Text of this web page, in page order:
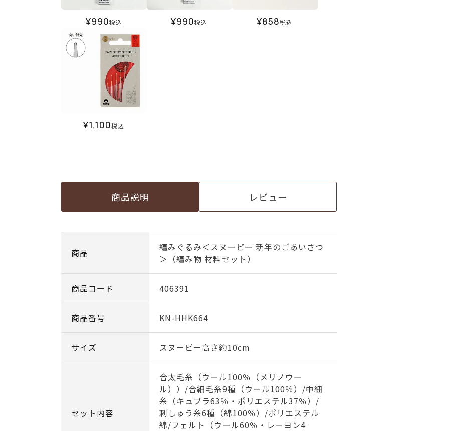
¥990税込 ¥990税込 ¥858税込
¥1,100税込
商品説明 レビュー
商品
編みぐるみ＜スヌーピー 新年のごあいさつ
＞（編み物 材料セット）
商品コード 406391
商品番号 KN-HHK664
サイズ スヌーピー高さ約10cm
セット内容
合太毛糸（ウール100％（メリノウー
ル））/合細毛糸9種（ウール100％）/中細
糸（キュプラ63％・ポリエステル37％）/
刺しゅう糸6種（綿100％）/ポリエステル
綿/フェルト（ウール60％・レーヨン4